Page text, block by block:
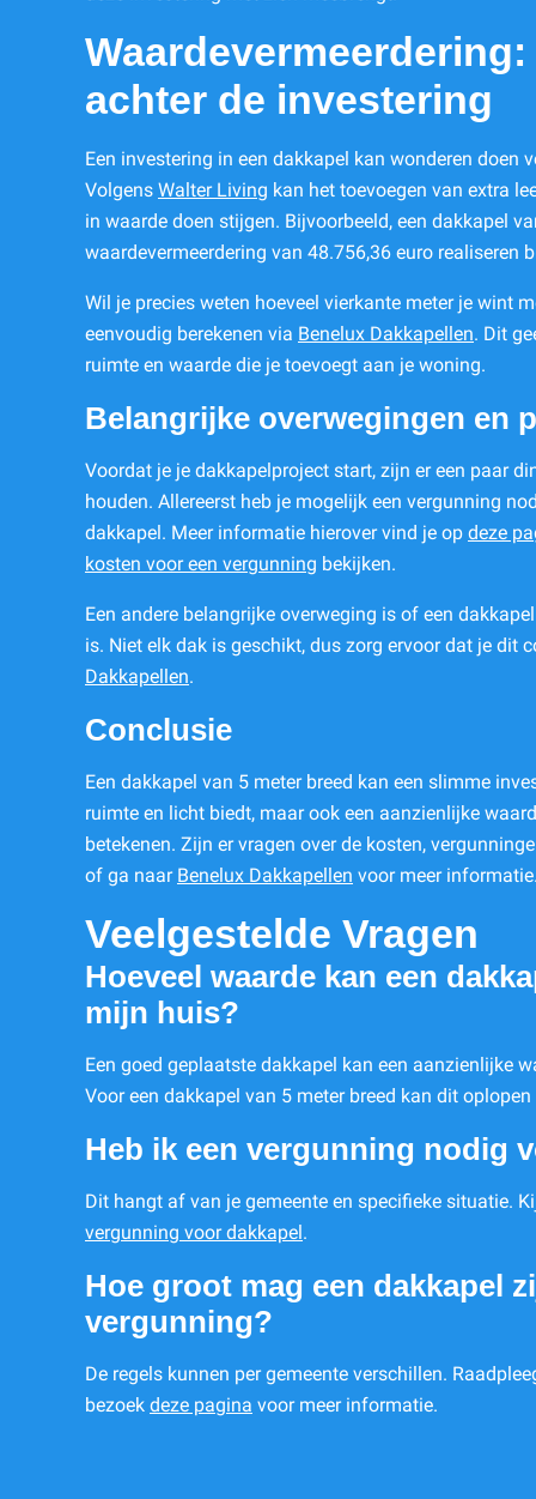
achter de investering
Een investering in een dakkapel kan wonderen doen
Volgens Walter Living kan het toevoegen van extra
in waarde doen stijgen. Bijvoorbeeld, een dakkapel
waardevermeerdering van 48.756,36 euro realiseren
Wil je precies weten hoeveel vierkante meter je wint
eenvoudig berekenen via Benelux Dakkapellen. Dit
ruimte en waarde die je toevoegt aan je woning.
Belangrijke overwegingen en
Voordat je je dakkapelproject start, zijn er een paar
houden. Allereerst heb je mogelijk een vergunning
dakkapel. Meer informatie hierover vind je op deze
kosten voor een vergunning bekijken.
Een andere belangrijke overweging is of een
is. Niet elk dak is geschikt, dus zorg ervoor dat je dit
Dakkapellen.
Conclusie
Een dakkapel van 5 meter breed kan een slimme
ruimte en licht biedt, maar ook een aanzienlijke
betekenen. Zijn er vragen over de kosten,
of ga naar Benelux Dakkapellen voor meer
Veelgestelde Vragen
Hoeveel waarde kan een
mijn huis?
Een goed geplaatste dakkapel kan een aanzienlijke
Voor een dakkapel van 5 meter breed kan dit
Heb ik een vergunning nodig
Dit hangt af van je gemeente en specifieke situatie.
vergunning voor dakkapel .
Hoe groot mag een dakkapel
vergunning?
De regels kunnen per gemeente verschillen.
bezoek deze pagina voor meer informatie.